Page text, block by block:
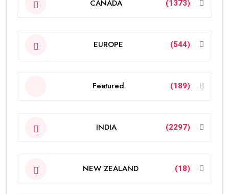
CANADA (1373)
EUROPE (544)
Featured (189)
INDIA (2297)
NEW ZEALAND (18)